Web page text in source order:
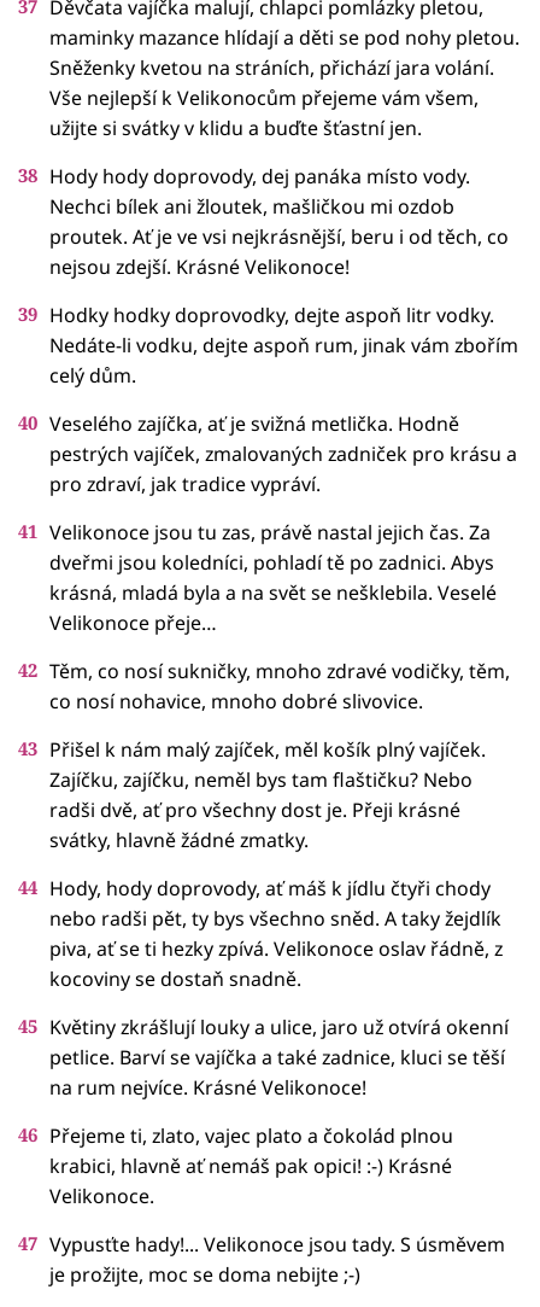
Děvčata vajíčka malují, chlapci pomlázky pletou,
maminky mazance hlídají a děti se pod nohy pletou.
Sněženky kvetou na stráních, přichází jara volání.
Vše nejlepší k Velikonocům přejeme vám všem,
užijte si svátky v klidu a buďte šťastní jen.
Hody hody doprovody, dej panáka místo vody.
Nechci bílek ani žloutek, mašličkou mi ozdob
proutek. Ať je ve vsi nejkrásnější, beru i od těch, co
nejsou zdejší. Krásné Velikonoce!
Hodky hodky doprovodky, dejte aspoň litr vodky.
Nedáte-li vodku, dejte aspoň rum, jinak vám zbořím
celý dům.
Veselého zajíčka, ať je svižná metlička. Hodně
pestrých vajíček, zmalovaných zadniček pro krásu a
pro zdraví, jak tradice vypráví.
Velikonoce jsou tu zas, právě nastal jejich čas. Za
dveřmi jsou koledníci, pohladí tě po zadnici. Abys
krásná, mladá byla a na svět se nešklebila. Veselé
Velikonoce přeje…
Těm, co nosí sukničky, mnoho zdravé vodičky, těm,
co nosí nohavice, mnoho dobré slivovice.
Přišel k nám malý zajíček, měl košík plný vajíček.
Zajíčku, zajíčku, neměl bys tam flaštičku? Nebo
radši dvě, ať pro všechny dost je. Přeji krásné
svátky, hlavně žádné zmatky.
Hody, hody doprovody, ať máš k jídlu čtyři chody
nebo radši pět, ty bys všechno sněd. A taky žejdlík
piva, ať se ti hezky zpívá. Velikonoce oslav řádně, z
kocoviny se dostaň snadně.
Květiny zkrášlují louky a ulice, jaro už otvírá okenní
petlice. Barví se vajíčka a také zadnice, kluci se těší
na rum nejvíce. Krásné Velikonoce!
Přejeme ti, zlato, vajec plato a čokolád plnou
krabici, hlavně ať nemáš pak opici! :-) Krásné
Velikonoce.
Vypusťte hady!... Velikonoce jsou tady. S úsměvem
je prožijte, moc se doma nebijte ;-)